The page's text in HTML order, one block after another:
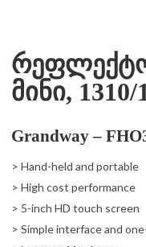
მინი,
Grandway –
> Hand-held and portable
> High cost performance
> 5-inch HD touch screen
> Simple interface and